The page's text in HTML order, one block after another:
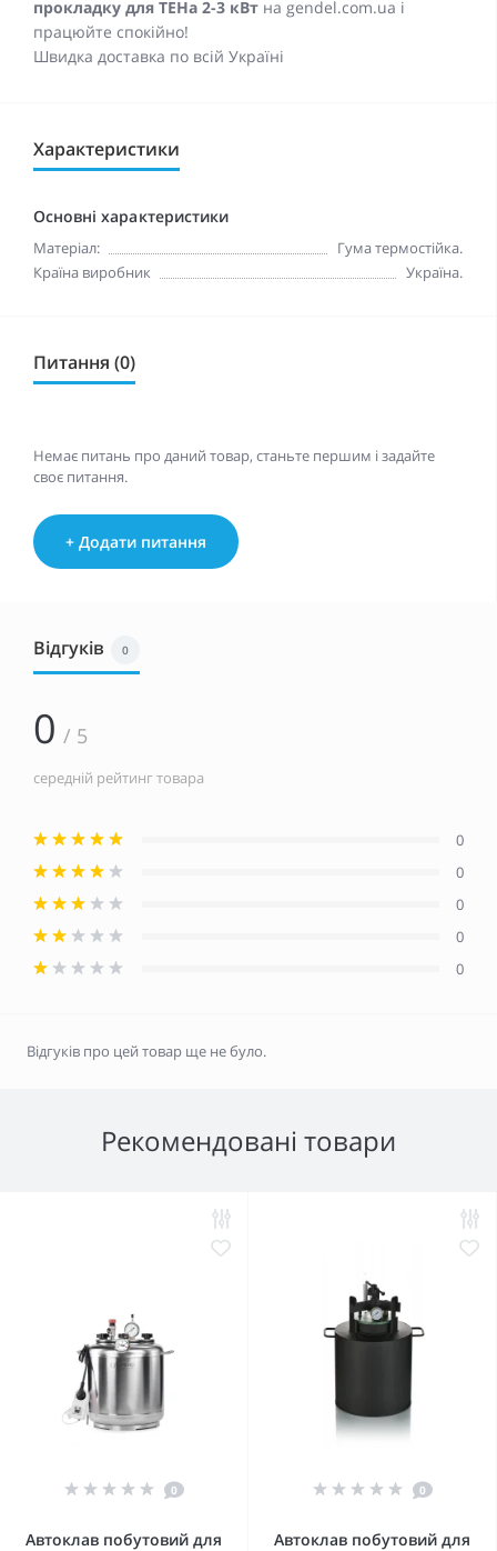
прокладку для ТЕНа 2-3 кВт на gendel.com.ua і
працюйте спокійно!
Швидка доставка по всій Україні
Характеристики
Основні характеристики
Матеріал:
Гума термостійка.
Країна виробник
Україна.
Питання (0)
Немає питань про даний товар, станьте першим і задайте
своє питання.
+ Додати питання
Відгуків 0
0 / 5
середній рейтинг товара
0
0
0
0
0
Відгуків про цей товар ще не було.
Рекомендовані товари
0
Автоклав побутовий для
0
Автоклав побутовий для